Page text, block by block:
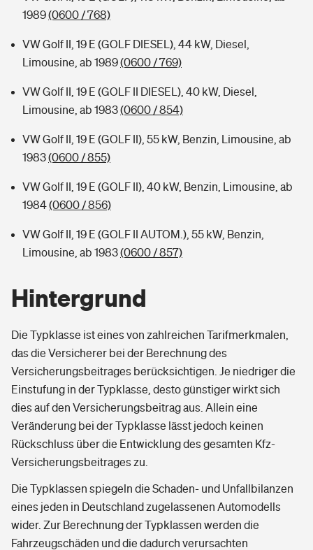
1989(0600 / 768)
VW Golf II, 19 E (GOLF DIESEL), 44 kW, Diesel,
Limousine, ab 1989(0600 / 769)
VW Golf II, 19 E (GOLF II DIESEL), 40 kW, Diesel,
Limousine, ab 1983(0600 / 854)
VW Golf II, 19 E (GOLF II), 55 kW, Benzin, Limousine, ab
1983(0600 / 855)
VW Golf II, 19 E (GOLF II), 40 kW, Benzin, Limousine, ab
1984(0600 / 856)
VW Golf II, 19 E (GOLF II AUTOM.), 55 kW, Benzin,
Limousine, ab 1983(0600 / 857)
Hintergrund
Die Typklasse ist eines von zahlreichen Tarifmerkmalen,
das die Versicherer bei der Berechnung des
Versicherungsbeitrages berücksichtigen. Je niedriger die
Einstufung in der Typklasse, desto günstiger wirkt sich
dies auf den Versicherungsbeitrag aus. Allein eine
Veränderung bei der Typklasse lässt jedoch keinen
Rückschluss über die Entwicklung des gesamten Kfz-
Versicherungsbeitrages zu.
Die Typklassen spiegeln die Schaden- und Unfallbilanzen
eines jeden in Deutschland zugelassenen Automodells
wider. Zur Berechnung der Typklassen werden die
Fahrzeugschäden und die dadurch verursachten